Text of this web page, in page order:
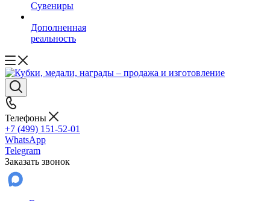
Сувениры
Дополненная
реальность
Телефоны
+7 (499) 151-52-01
WhatsApp
Telegram
Заказать звонок